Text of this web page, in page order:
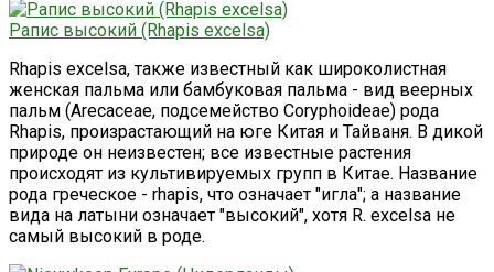
Рапис высокий (Rhapis excelsa)
Rhapis excelsa, также известный как широколистная
женская пальма или бамбуковая пальма - вид веерных
пальм (Arecaceae, подсемейство Coryphoideae) рода
Rhapis, произрастающий на юге Китая и Тайваня. В дикой
природе он неизвестен; все известные растения
происходят из культивируемых групп в Китае. Название
рода греческое - rhapis, что означает "игла"; а название
вида на латыни означает "высокий", хотя R. excelsa не
самый высокий в роде.